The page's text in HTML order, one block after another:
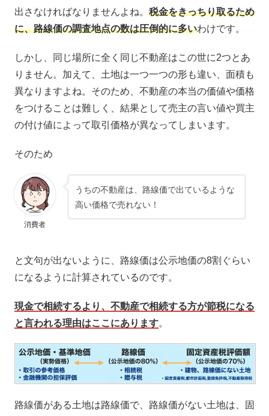
出さなければなりませんよね。 税金をきっちり取るため
に、路線価の調査地点の数は圧倒的に多いわけです。
しかし、同じ場所に全く同じ不動産はこの世に2つとあ
りません。加えて、土地は一つ一つの形も違い、面積も
異なりますよね。そのため、不動産の本当の価値や価格
をつけることは難しく、結果として売主の言い値や買主
の付け値によって取引価格が異なってしまいます。
そのため
消費者
うちの不動産は、路線価で出ているような
高い価格で売れない！
と文句が出ないように、路線価は公示地価の8割ぐらい
になるように計算されているのです。
現金で相続するより、不動産で相続する方が節税になる
と言われる理由はここにあります。
路線価がある土地は路線価で、路線価がない土地は、固